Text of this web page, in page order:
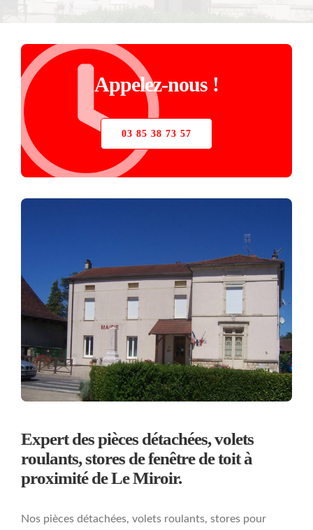
VERRIÈRE
PIÈCES DÉTACHÉES
Appelez-nous !
03 85 38 73 57
Expert des pièces détachées, volets
roulants, stores de fenêtre de toit à
proximité de Le Miroir.
Nos pièces détachées, volets roulants, stores pour